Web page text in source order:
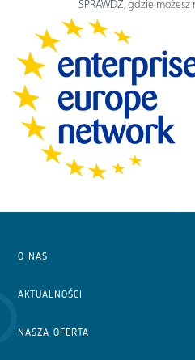
SPRAWDŹ, gdzie możesz
O NAS
AKTUALNOŚCI
NASZA OFERTA